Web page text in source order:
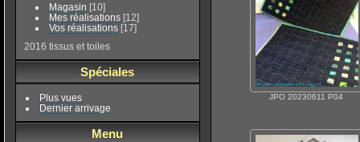
Magasin [10]
Mes réalisations [12]
Vos réalisations [17]
2016 tissus et toiles
Spéciales
Plus vues
Dernier arrivage
Menu
JPO 20230611 P04